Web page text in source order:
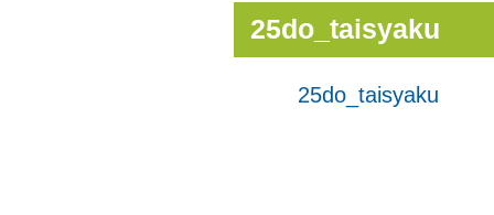
25do_taisyaku
25do_taisyaku